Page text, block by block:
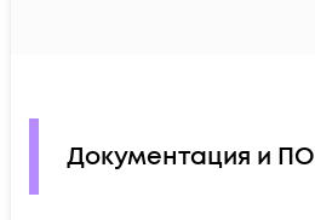
Документация и ПО